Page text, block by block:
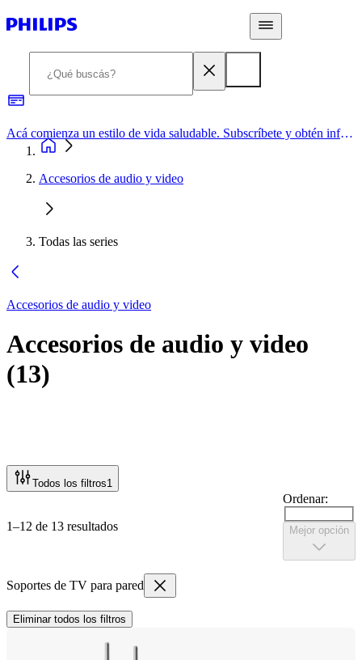
Acá comienza un estilo de vida saludable. Subscríbete y obtén información de primera mano
Accesorios de audio y video
Todas las series
Accesorios de audio y video
Accesorios de audio y video
(13)
Todos los filtros1
1–12 de 13 resultados
Ordenar:
Mejor opción
Soportes de TV para pared
Eliminar todos los filtros